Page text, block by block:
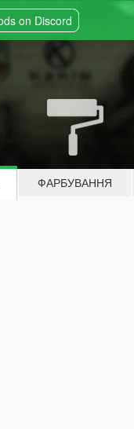
on Discord
ФАРБУВАННЯ